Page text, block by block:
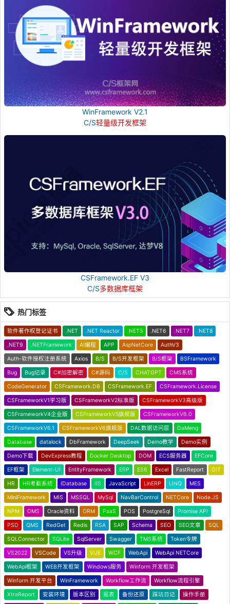
WinFramework V2.1
C/S轻量级开发框架
CSFramework.EF V3
C/S多数据库框架
热门标签
软件著作权登记证书 .NET .NET Reactor .NET5 .NET6 .NET7 .NET8
.NET9 .NETFramework AI编程 APP AspNetCore AuthV3
Auth-软件授权注册系统 Axios B/S B/S开发框架 B/S框架 BSFramework
Bug Bug记录 C#加密解密 C#源码 C/S CHATGPT CMS系统
CodeGenerator CSFramework.DB CSFramework.EF CSFramework.License
CSFrameworkV1学习版 CSFrameworkV2标准版 CSFrameworkV3高级版
CSFrameworkV4企业版 CSFrameworkV5旗舰版 CSFrameworkV6.0
CSFrameworkV6.1 CSFrameworkV6旗舰版 DAL数据访问层 DaMeng
Database datalock DbFramework DeepSeek Demo教学 Demo实例
Demo下载 DevExpress教程 Docker Desktop DOM ECS服务器 EFCore
EF框架 Element-UI EntityFramework ERP ES6 Excel FastReport GIT
HR HR考勤系统 IDatabase IIS JavaScript LinERP LINQ MES
MiniFramework MIS MSSQL MySql NavBarControl NETCore Node.JS
NPM OMS Oracle资料 ORM PaaS POS PostgreSql Promise API
PSD QMS RedGet Redis RSA SAP Schema SEO SEO文章 SQL
SQLConnector SQLite SqlServer Swagger TMS系统 Token令牌
VS2022 VSCode VS升级 VUE WCF WebApi WebApi NETCore
WebApi框架 WEB开发框架 Windows服务 Winform 开发框架
Winform 开发平台 WinFramework Workflow工作流 Workflow流程引擎
XtraReport 安装环境 版本区别 报表 备份还原 踩坑日记 操作手册